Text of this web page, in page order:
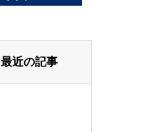
最近の記事